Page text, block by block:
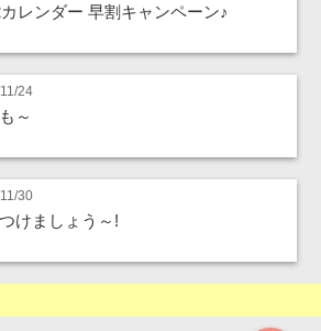
レンダー 早割キャンペーン♪
24
～
30
けましょう～!